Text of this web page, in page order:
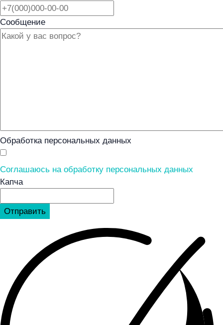
Сообщение
Обработка персональных данных
Соглашаюсь на обработку персональных данных
Капча
Отправить